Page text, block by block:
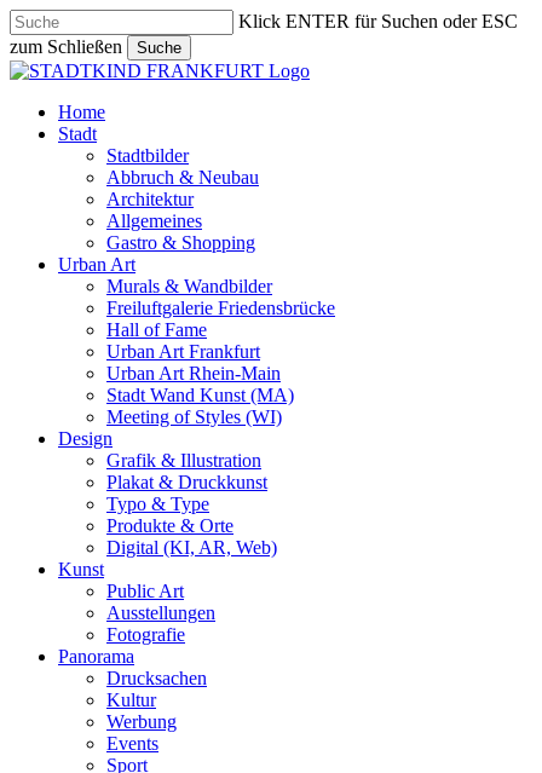
Skip
to
main
content
Klick ENTER für Suchen oder ESC
zum Schließen
Suche
Close
search
Menu
Home
Stadt
Stadtbilder
Abbruch & Neubau
Architektur
Allgemeines
Gastro & Shopping
Urban Art
Murals & Wandbilder
Freiluftgalerie Friedensbrücke
Hall of Fame
Urban Art Frankfurt
Urban Art Rhein-Main
Stadt Wand Kunst (MA)
Meeting of Styles (WI)
Design
Grafik & Illustration
Plakat & Druckkunst
Typo & Type
Produkte & Orte
Digital (KI, AR, Web)
Kunst
Public Art
Ausstellungen
Fotografie
Panorama
Drucksachen
Kultur
Werbung
Events
Sport